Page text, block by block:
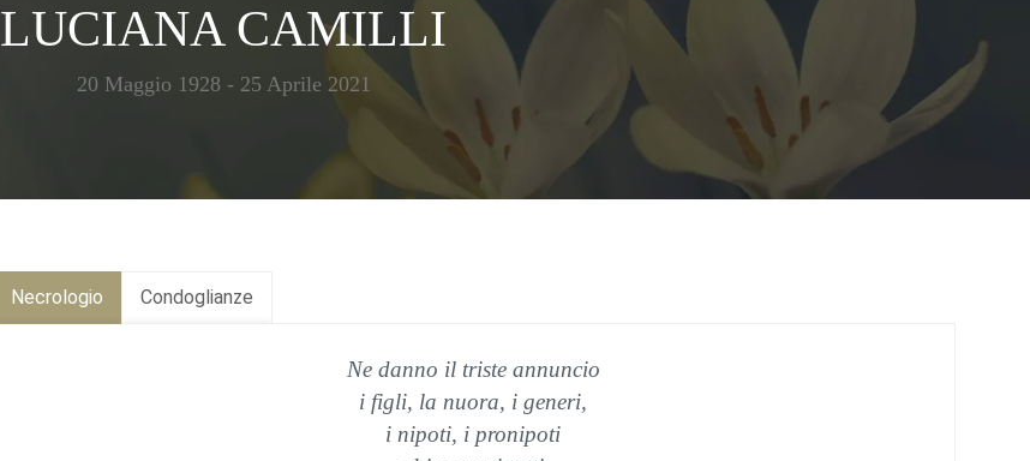
LUCIANA CAMILLI
20 Maggio 1928 - 25 Aprile 2021
Necrologio Condoglianze
Ne danno il triste annuncio
i figli, la nuora, i generi,
i nipoti, i pronipoti